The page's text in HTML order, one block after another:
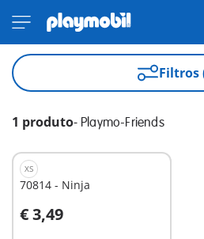
Filtros
1 produto- Playmo-Friends
XS
70814 - Ninja
€ 3,49
Ao carrinho